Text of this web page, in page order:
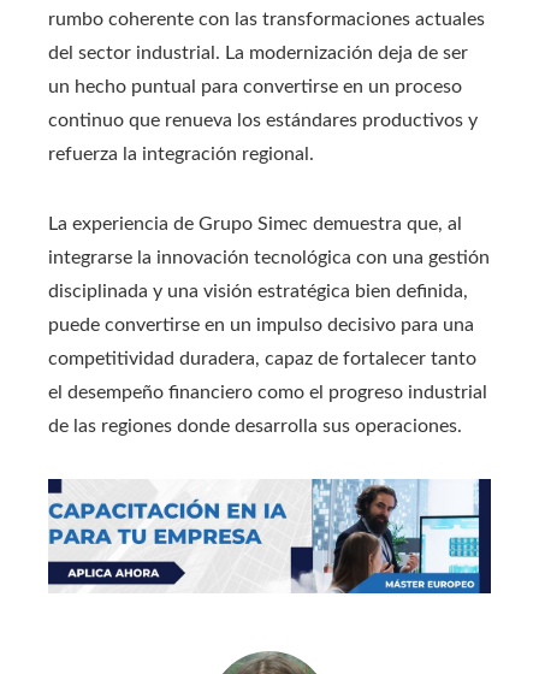
rumbo coherente con las transformaciones actuales
del sector industrial. La modernización deja de ser
un hecho puntual para convertirse en un proceso
continuo que renueva los estándares productivos y
refuerza la integración regional.
La experiencia de Grupo Simec demuestra que, al
integrarse la innovación tecnológica con una gestión
disciplinada y una visión estratégica bien definida,
puede convertirse en un impulso decisivo para una
competitividad duradera, capaz de fortalecer tanto
el desempeño financiero como el progreso industrial
de las regiones donde desarrolla sus operaciones.